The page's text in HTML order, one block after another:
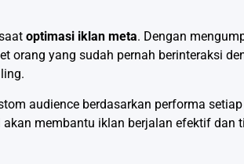
optimasi iklan meta. Dengan
orang yang sudah pernah berinteraksi
audience berdasarkan performa
membantu iklan berjalan efektif dan